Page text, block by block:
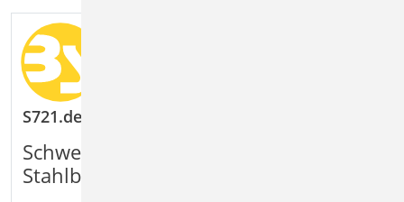
S721.de Stahl-Schweißnahtnachweis, Walzprofile
Schweißnahtverbindungen im
Stahlbau zuverlässig bemessen